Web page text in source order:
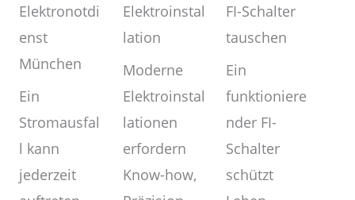
Elektronotdi
enst
München
Ein
Stromausfal
l kann
jederzeit
Elektroinstal
lation
Moderne
Elektroinstal
lationen
erfordern
Know-how,
FI-Schalter
tauschen
Ein
funktioniere
nder FI-
Schalter
schützt